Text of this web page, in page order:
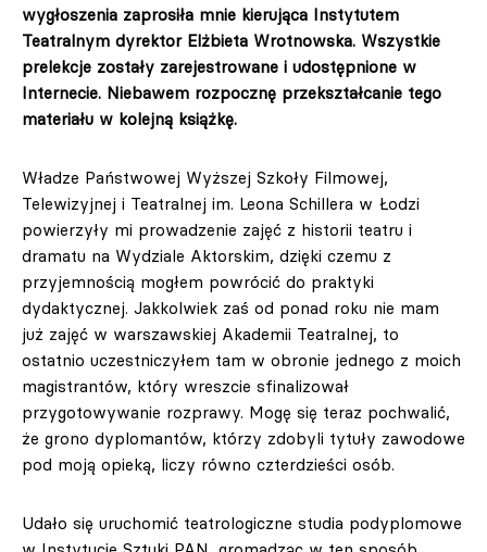
wygłoszenia zaprosiła mnie kierująca Instytutem
Teatralnym dyrektor Elżbieta Wrotnowska. Wszystkie
prelekcje zostały zarejestrowane i udostępnione w
Internecie. Niebawem rozpocznę przekształcanie tego
materiału w kolejną książkę.
Władze Państwowej Wyższej Szkoły Filmowej,
Telewizyjnej i Teatralnej im. Leona Schillera w Łodzi
powierzyły mi prowadzenie zajęć z historii teatru i
dramatu na Wydziale Aktorskim, dzięki czemu z
przyjemnością mogłem powrócić do praktyki
dydaktycznej. Jakkolwiek zaś od ponad roku nie mam
już zajęć w warszawskiej Akademii Teatralnej, to
ostatnio uczestniczyłem tam w obronie jednego z moich
magistrantów, który wreszcie sfinalizował
przygotowywanie rozprawy. Mogę się teraz pochwalić,
że grono dyplomantów, którzy zdobyli tytuły zawodowe
pod moją opieką, liczy równo czterdzieści osób.
Udało się uruchomić teatrologiczne studia podyplomowe